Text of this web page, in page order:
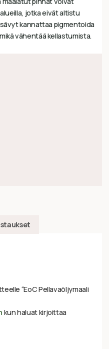
jotka eivät altistu
kannattaa pigmentoida
vähentää kellastumista.
“EoC Pellavaöljymaali
kun haluat kirjoittaa